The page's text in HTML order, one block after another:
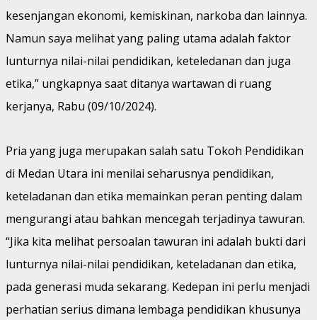
kesenjangan ekonomi, kemiskinan, narkoba dan lainnya.
Namun saya melihat yang paling utama adalah faktor
lunturnya nilai-nilai pendidikan, keteledanan dan juga
etika,” ungkapnya saat ditanya wartawan di ruang
kerjanya, Rabu (09/10/2024).
Pria yang juga merupakan salah satu Tokoh Pendidikan
di Medan Utara ini menilai seharusnya pendidikan,
keteladanan dan etika memainkan peran penting dalam
mengurangi atau bahkan mencegah terjadinya tawuran.
“Jika kita melihat persoalan tawuran ini adalah bukti dari
lunturnya nilai-nilai pendidikan, keteladanan dan etika,
pada generasi muda sekarang. Kedepan ini perlu menjadi
perhatian serius dimana lembaga pendidikan khusunya